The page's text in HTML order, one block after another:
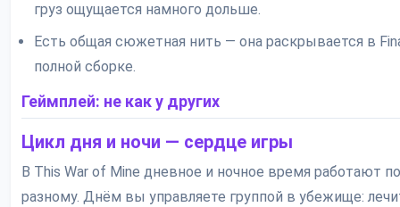
груз ощущается намного дольше.
Есть общая сюжетная нить — она раскрывается в
полной сборке.
Геймплей: не как у других
Цикл дня и ночи — сердце игры
В This War of Mine дневное и ночное время работают
разному. Днём вы управляете группой в убежище: